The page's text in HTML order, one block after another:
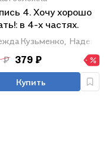
4. Хочу хорошо
в 4-х частях.
4Кузьменко, Надежда
₽ 379 ₽
Купить